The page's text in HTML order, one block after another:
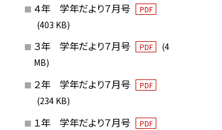
４年 学年だより７月号 PDF
(403 KB)
３年 学年だより７月号 PDF
(4
MB)
２年 学年だより７月号 PDF
(234 KB)
１年 学年だより７月号 PDF